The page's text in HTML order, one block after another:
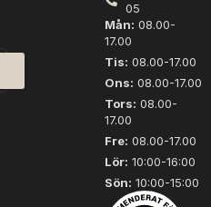
05
Mån: 08.00-
17.00
Tis: 08.00-17.00
Ons: 08.00-17.00
Tors: 08.00-
17.00
Fre: 08.00-17.00
Lör: 10:00-16:00
Sön: 10:00-15:00